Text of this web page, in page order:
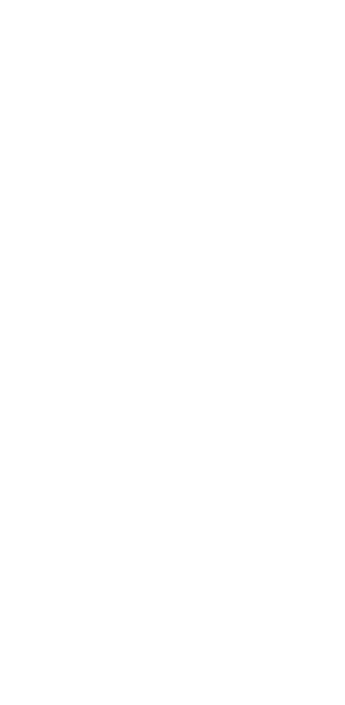
V hoteli sa nachádza recepcia otvorená 24 hodín denne
poplatok). O blaho hostí sa stará reštaurácia (klimatizovaná) a
služba prania bielizne, služba žehlenia bielizne a zdravotná
program. Stráženie detí: babysitting (za poplatok).
podmienok. Jazyky: angličtina, nemčina, francúzština,
dostupné WiFi pripojenie. Hotel ponúka aj štúdiá, ktoré majú
má obývaciu časť.